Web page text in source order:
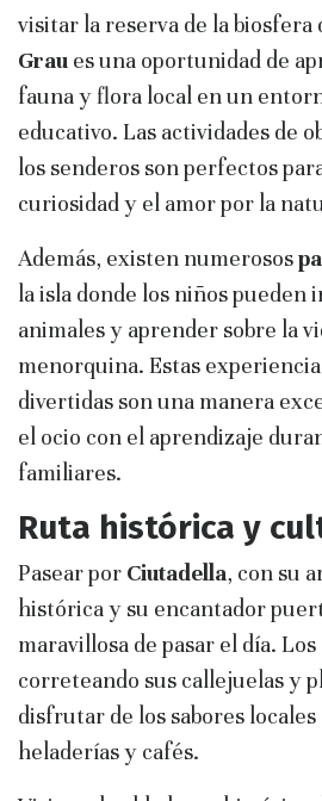
visitar la reserva de la biosfera
Grau es una oportunidad de
fauna y flora local en un
educativo. Las actividades de
los senderos son perfectos
curiosidad y el amor por la
Además, existen numerosos
la isla donde los niños pueden
animales y aprender sobre la
menorquina. Estas
divertidas son una manera
el ocio con el aprendizaje
familiares.
Ruta histórica y
Pasear por Ciutadella, con su
histórica y su encantador
maravillosa de pasar el día.
correteando sus callejuelas y
disfrutar de los sabores
heladerías y cafés.